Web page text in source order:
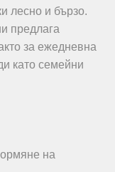
лесно и бързо.
предлага
за ежедневна
като семейни
на